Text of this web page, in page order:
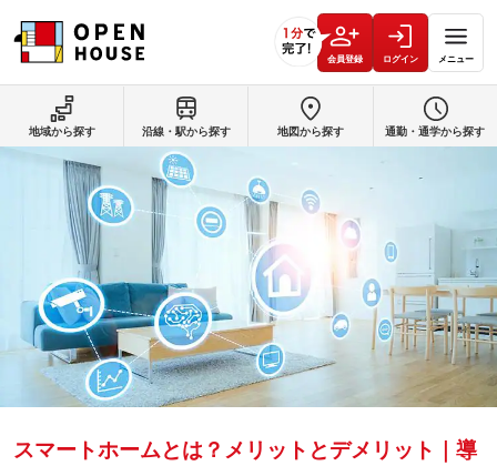
会員登録 ログイン メニュー
スマートホームとは？メリットとデメリット｜導
地域から探す 沿線・駅から探す 地図から探す 通勤・通学から探す